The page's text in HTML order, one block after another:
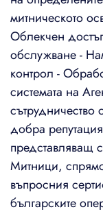
митническото
Облекчен
обслужване -
контрол -
системата на
сътрудничество
добра
представляващ
Митници,
въпросния
българските